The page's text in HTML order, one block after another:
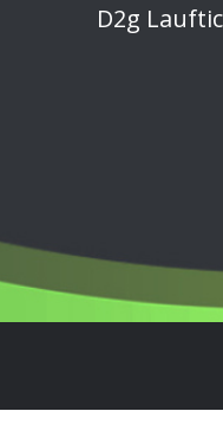
D2g